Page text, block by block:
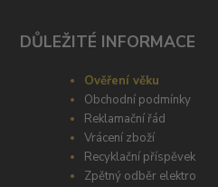
DŮLEŽITÉ INFORMACE
Ověření věku
Obchodní podmínky
Reklamační řád
Vrácení zboží
Recyklační příspěvek
Zpětný odběr elektro